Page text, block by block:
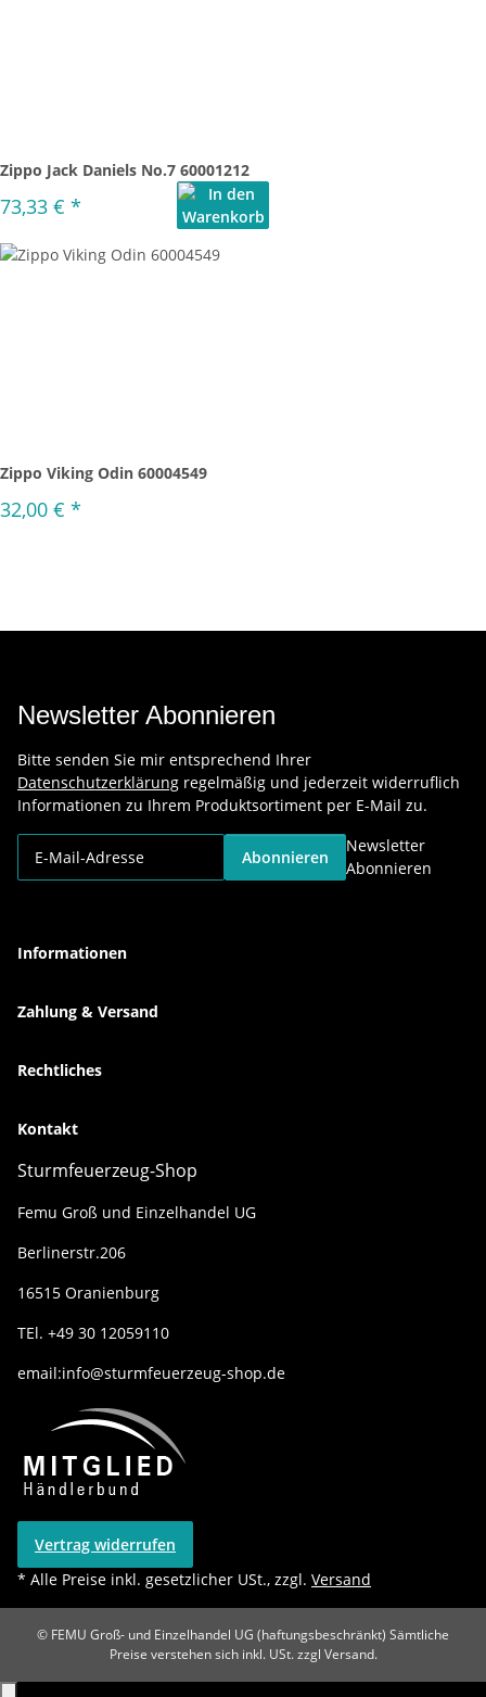
Zippo Jack Daniels No.7 60001212
73,33 € *
Zippo Viking Odin 60004549
32,00 € *
Newsletter Abonnieren
Bitte senden Sie mir entsprechend Ihrer
Datenschutzerklärung regelmäßig und jederzeit widerruflich
Informationen zu Ihrem Produktsortiment per E-Mail zu.
Abonnieren
Newsletter
Abonnieren
Informationen
Zahlung & Versand
Rechtliches
Kontakt
Sturmfeuerzeug-Shop
Femu Groß und Einzelhandel UG
Berlinerstr.206
16515 Oranienburg
TEl. +49 30 12059110
email:info@sturmfeuerzeug-shop.de
Vertrag widerrufen
* Alle Preise inkl. gesetzlicher USt., zzgl. Versand
© FEMU Groß- und Einzelhandel UG (haftungsbeschränkt) Sämtliche
Preise verstehen sich inkl. USt. zzgl Versand.